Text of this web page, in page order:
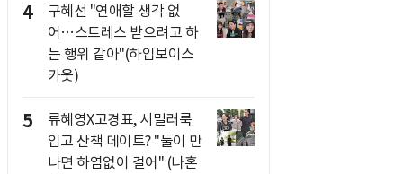
4
구혜선 "연애할 생각 없
어…스트레스 받으려고 하
는 행위 같아"(하입보이스
카웃)
5
류혜영X고경표, 시밀러룩
입고 산책 데이트? "둘이 만
나면 하염없이 걸어" (나혼